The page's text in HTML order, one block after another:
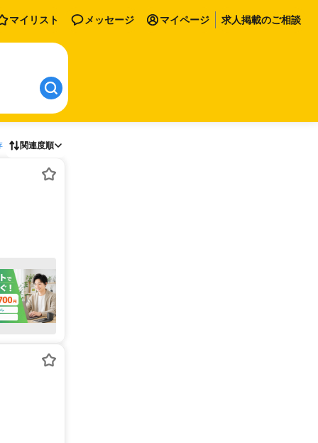
マイリスト メッセージ マイページ 求人掲載のご相談
関連度順